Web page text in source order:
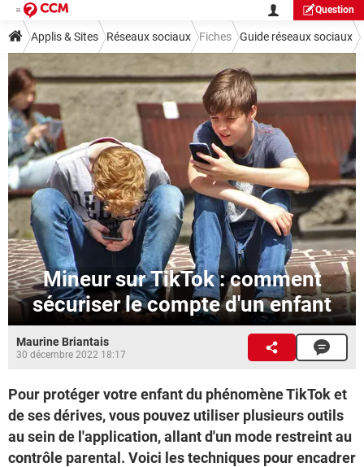
Question
Applis & Sites Réseaux sociaux Fiches Guide réseaux sociaux
TikTok
Mineur sur TikTok : comment
sécuriser le compte d'un enfant
Maurine Briantais
30 décembre 2022 18:17
Pour protéger votre enfant du phénomène TikTok et
de ses dérives, vous pouvez utiliser plusieurs outils
au sein de l'application, allant d'un mode restreint au
contrôle parental. Voici les techniques pour encadrer